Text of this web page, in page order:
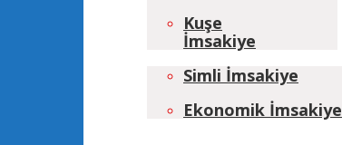
Kuşe
İmsakiye
Simli İmsakiye
Ekonomik İmsakiye